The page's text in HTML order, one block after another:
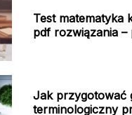
Test matematyka
pdf rozwiązania
Jak przygotować
terminologiczny